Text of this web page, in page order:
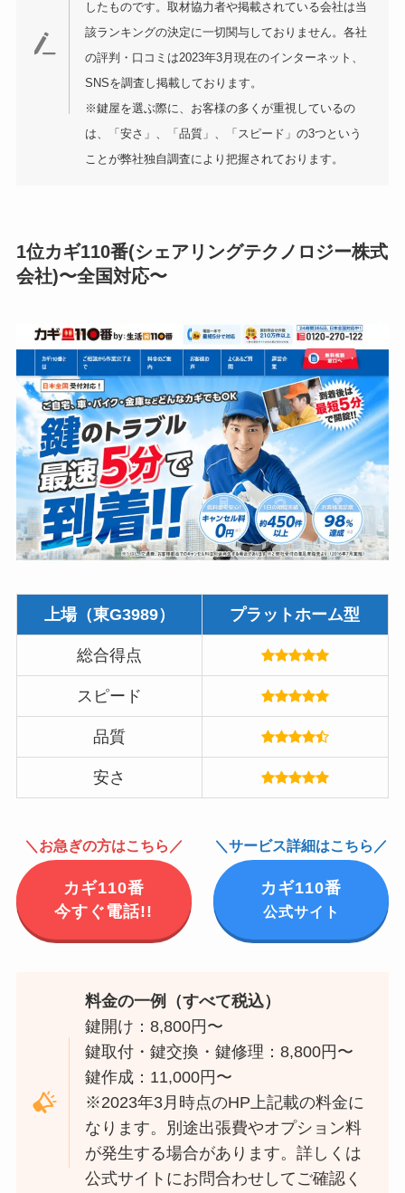
したものです。取材協力者や掲載されている会社は当
該ランキングの決定に一切関与しておりません。各社
の評判・口コミは2023年3月現在のインターネット、
SNSを調査し掲載しております。
※鍵屋を選ぶ際に、お客様の多くが重視しているの
は、「安さ」、「品質」、「スピード」の3つという
ことが弊社独自調査により把握されております。
1位カギ110番(シェアリングテクノロジー株式
会社)〜全国対応〜
上場（東G3989） プラットホーム型
総合得点
スピード
品質
安さ
＼お急ぎの方はこちら／
カギ110番
今すぐ電話!!
＼サービス詳細はこちら／
カギ110番
公式サイト
料金の一例（すべて税込）
鍵開け：8,800円〜
鍵取付・鍵交換・鍵修理：8,800円〜
鍵作成：11,000円〜
※2023年3月時点のHP上記載の料金に
なります。別途出張費やオプション料
が発生する場合があります。詳しくは
公式サイトにお問合わせしてご確認く